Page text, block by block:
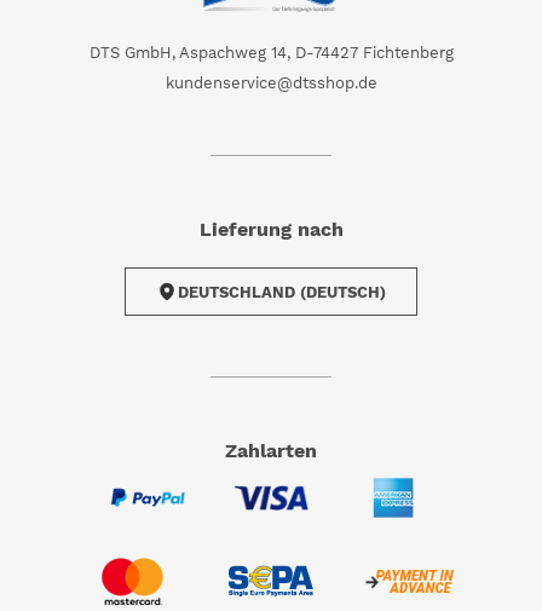
DTS GmbH, Aspachweg 14, D-74427 Fichtenberg
kundenservice@dtsshop.de
Lieferung nach
DEUTSCHLAND (DEUTSCH)
Zahlarten